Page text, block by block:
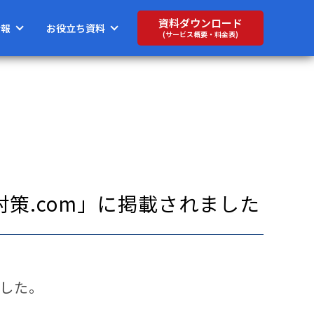
お役立ち資料 資料ダウンロード
(サービス概要・料金表)
策.com」に掲載されました
た。